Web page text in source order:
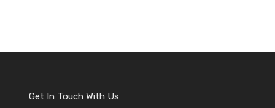
Get In Touch With Us